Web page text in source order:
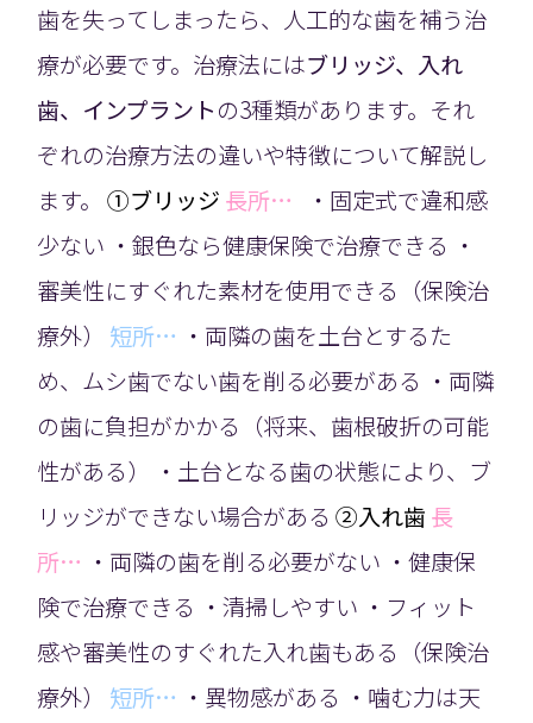
歯を失ってしまったら、人工的な歯を補う治
療が必要です。治療法にはブリッジ、入れ
歯、インプラントの3種類があります。それ
ぞれの治療方法の違いや特徴について解説し
ます。①ブリッジ 長所…
・固定式で違和感
少ない ・銀色なら健康保険で治療できる ・
審美性にすぐれた素材を使用できる（保険治
療外） 短所… ・両隣の歯を土台とするた
め、ムシ歯でない歯を削る必要がある ・両隣
の歯に負担がかかる（将来、歯根破折の可能
性がある） ・土台となる歯の状態により、ブ
リッジができない場合がある②入れ歯 長
所… ・両隣の歯を削る必要がない ・健康保
険で治療できる ・清掃しやすい ・フィット
感や審美性のすぐれた入れ歯もある（保険治
療外） 短所… ・異物感がある ・噛む力は天